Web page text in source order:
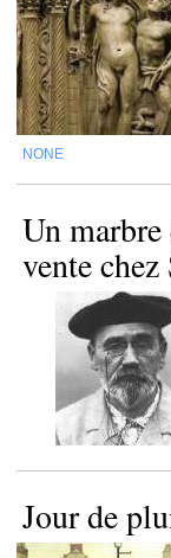
NONE
Un
vente
Jour de